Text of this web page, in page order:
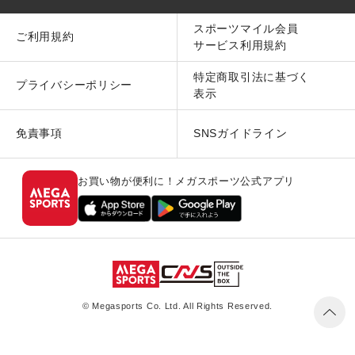
ご利用規約
スポーツマイル会員
サービス利用規約
プライバシーポリシー
特定商取引法に基づく
表示
免責事項 SNSガイドライン
お買い物が便利に！メガスポーツ公式アプリ
© Megasports Co. Ltd. All Rights Reserved.